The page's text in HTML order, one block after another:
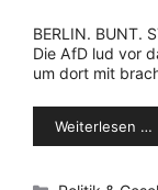
BERLIN. BUNT.
Die AfD lud vor
um dort mit
Weiterlesen …